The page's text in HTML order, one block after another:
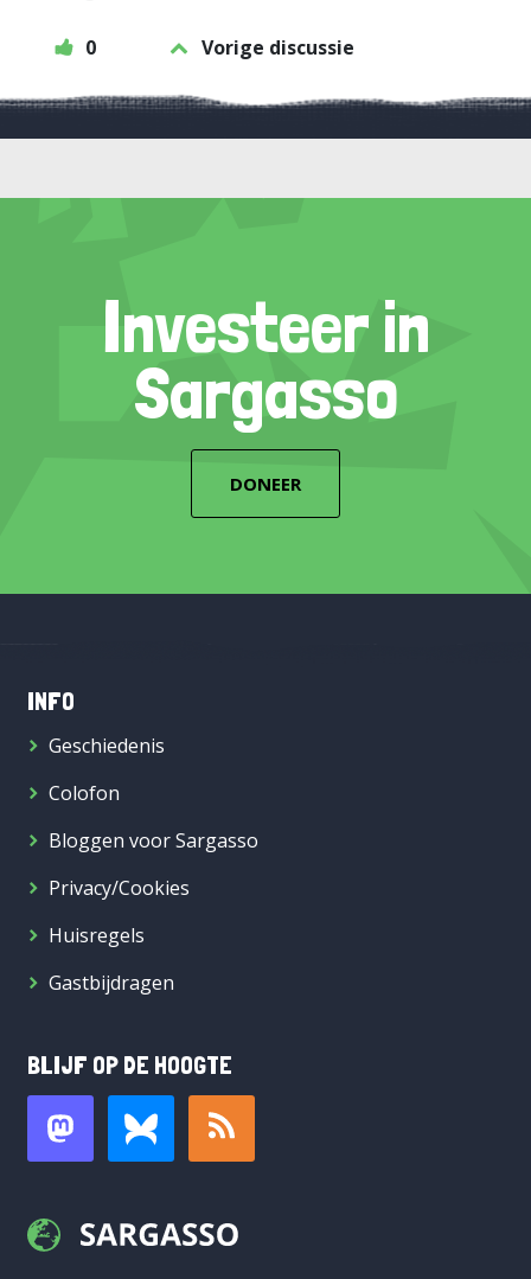
0 Vorige discussie
Investeer in
Sargasso
DONEER
INFO
Geschiedenis
Colofon
Bloggen voor Sargasso
Privacy/Cookies
Huisregels
Gastbijdragen
BLIJF OP DE HOOGTE